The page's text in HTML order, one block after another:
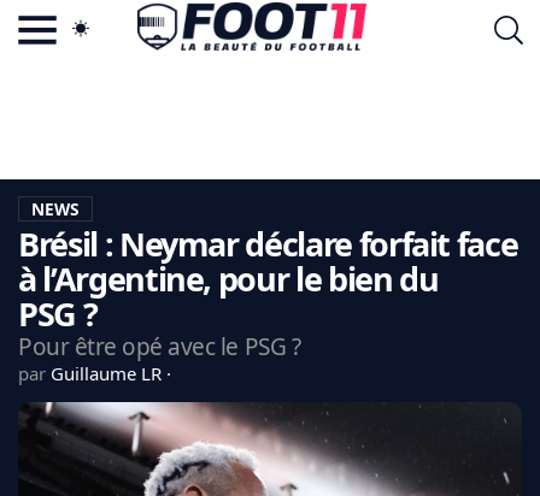
LA CHARTE
VIE PRIVÉE
CGU
CONTACTEZ-NOUS
CDM 2026
EDF
PSG
NEWS
Brésil : Neymar déclare forfait face
à l’Argentine, pour le bien du
PSG ?
Pour être opé avec le PSG ?
par Guillaume LR